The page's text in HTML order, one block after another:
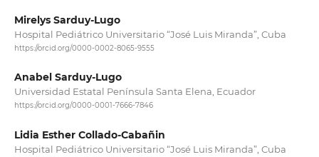
Mirelys Sarduy-Lugo
Hospital Pediátrico Universitario “José Luis Miranda”, Cuba
https://orcid.org/0000-0002-8065-9555
Anabel Sarduy-Lugo
Universidad Estatal Península Santa Elena, Ecuador
https://orcid.org/0000-0001-7666-7846
Lidia Esther Collado-Cabañin
Hospital Pediátrico Universitario “José Luis Miranda”, Cuba